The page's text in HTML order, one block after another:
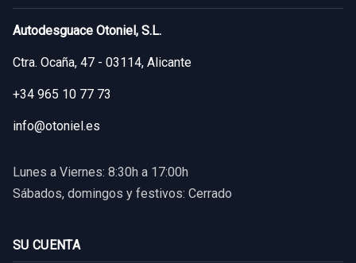
Autodesguace Otoniel, S.L.
Ctra. Ocaña, 47 - 03114, Alicante
+34 965 10 77 73
info@otoniel.es
Lunes a Viernes: 8:30h a 17:00h
Sábados, domingos y festivos: Cerrado
SU CUENTA